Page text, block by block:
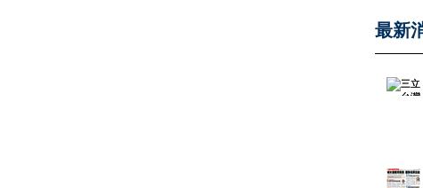
最新